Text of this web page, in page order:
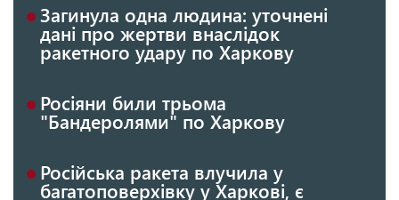
Загинула одна людина: уточнені
дані про жертви внаслідок
ракетного удару по Харкову
Росіяни били трьома
"Бандеролями" по Харкову
Російська ракета влучила у
багатоповерхівку у Харкові, є